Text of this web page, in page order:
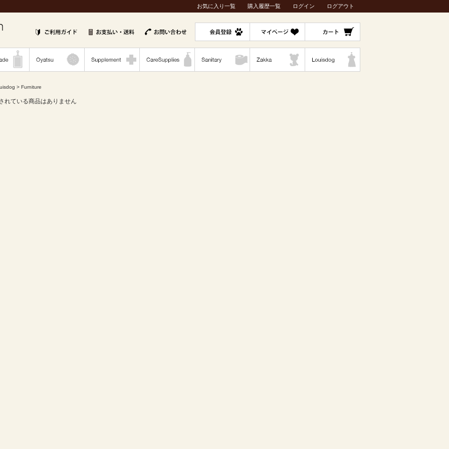
ログアウト
ログイン
購入履歴一覧
お気に入り一覧
> Furniture
れている商品はありません